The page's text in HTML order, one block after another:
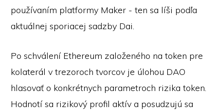
používaním platformy Maker - ten sa líši podľa
aktuálnej sporiacej sadzby Dai.
Po schválení Ethereum založeného na token pre
kolaterál v trezoroch tvorcov je úlohou DAO
hlasovať o konkrétnych parametroch rizika token.
Hodnotí sa rizikový profil aktív a posudzujú sa